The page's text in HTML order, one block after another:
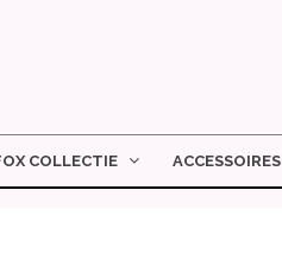
COLLECTIE ACCESSOIRES